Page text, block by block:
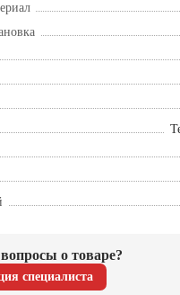
о товаре?
специалиста